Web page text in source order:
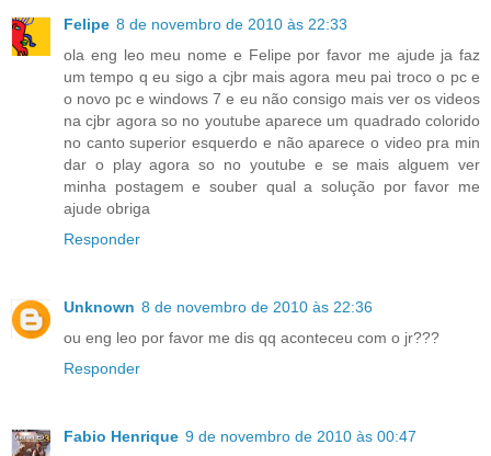
Felipe 8 de novembro de 2010 às 22:33
ola eng leo meu nome e Felipe por favor me ajude ja faz
um tempo q eu sigo a cjbr mais agora meu pai troco o pc e
o novo pc e windows 7 e eu não consigo mais ver os videos
na cjbr agora so no youtube aparece um quadrado colorido
no canto superior esquerdo e não aparece o video pra min
dar o play agora so no youtube e se mais alguem ver
minha postagem e souber qual a solução por favor me
ajude obriga
Responder
Unknown 8 de novembro de 2010 às 22:36
ou eng leo por favor me dis qq aconteceu com o jr???
Responder
Fabio Henrique 9 de novembro de 2010 às 00:47